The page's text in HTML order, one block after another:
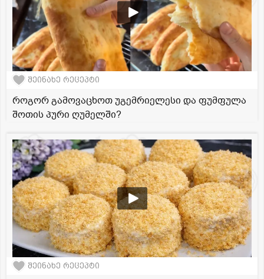
შეინახე რეცეპტი
როგორ გამოვაცხოთ უგემრიელესი და ფუმფულა
შოთის პური ღუმელში?
შეინახე რეცეპტი